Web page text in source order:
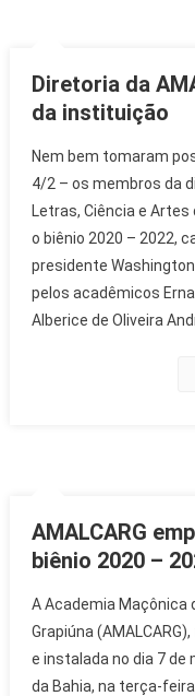
Diretoria da
da instituição
Nem bem tomaram
4/2 – os membros da
Letras, Ciência e Artes
o biênio 2020 – 2022,
presidente
pelos acadêmicos
Alberice de Oliveira
AMALCARG
biênio 2020 –
A Academia Maçônica
Grapiúna
e instalada no dia 7 de
da Bahia, na terça-